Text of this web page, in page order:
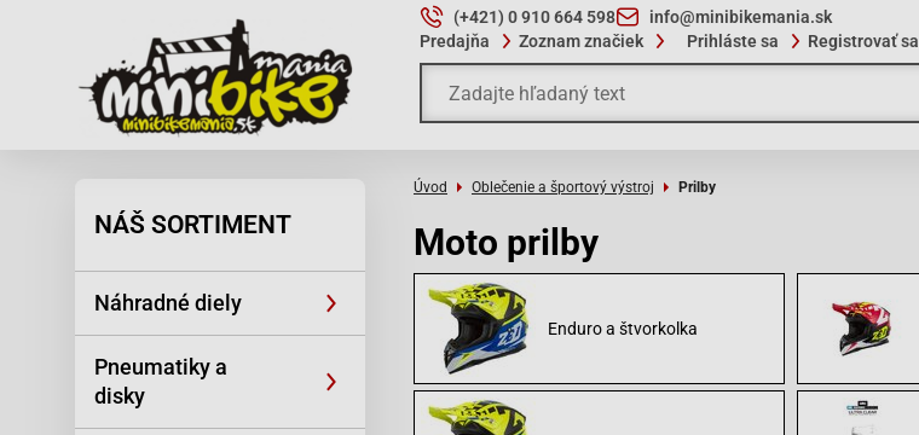
(+421) 0 910 664 598
info@minibikemania.sk
Predajňa
Zoznam značiek Prihláste sa Registrovať sa
NÁŠ SORTIMENT
Náhradné diely
Pneumatiky a
disky
Úvod Oblečenie a športový výstroj Prilby
Moto prilby
Enduro a štvorkolka